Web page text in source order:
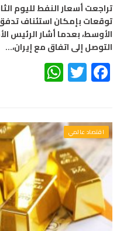
تراجعت أسعار النفط لليوم
توقعات بإمكان استئناف
الأوسط، بعدما أشار الرئيس
‌التوصل إلى اتفاق مع إيران،…
Facebook
Twitter
اقتصاد عالمي